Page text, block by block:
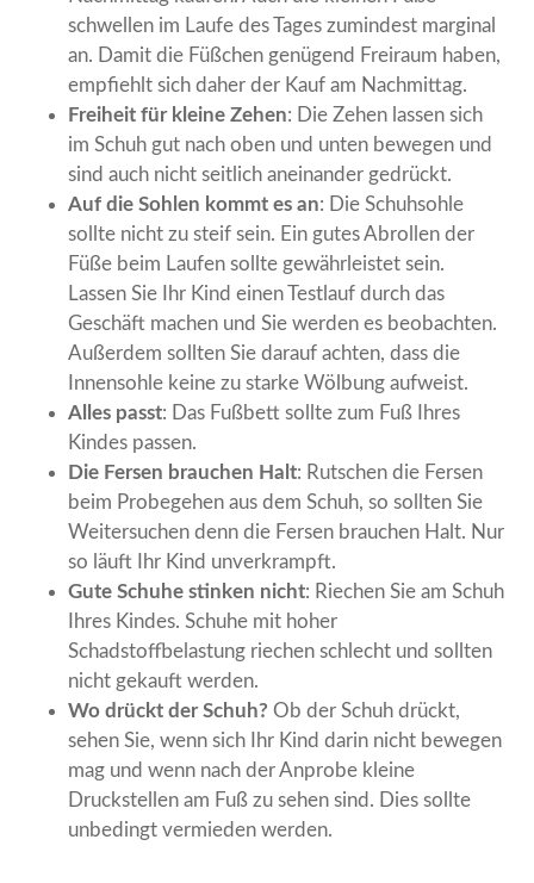
schwellen im Laufe des Tages zumindest marginal
an. Damit die Füßchen genügend Freiraum haben,
empfiehlt sich daher der Kauf am Nachmittag.
Freiheit für kleine Zehen: Die Zehen lassen sich
im Schuh gut nach oben und unten bewegen und
sind auch nicht seitlich aneinander gedrückt.
Auf die Sohlen kommt es an: Die Schuhsohle
sollte nicht zu steif sein. Ein gutes Abrollen der
Füße beim Laufen sollte gewährleistet sein.
Lassen Sie Ihr Kind einen Testlauf durch das
Geschäft machen und Sie werden es beobachten.
Außerdem sollten Sie darauf achten, dass die
Innensohle keine zu starke Wölbung aufweist.
Alles passt: Das Fußbett sollte zum Fuß Ihres
Kindes passen.
Die Fersen brauchen Halt: Rutschen die Fersen
beim Probegehen aus dem Schuh, so sollten Sie
Weitersuchen denn die Fersen brauchen Halt. Nur
so läuft Ihr Kind unverkrampft.
Gute Schuhe stinken nicht: Riechen Sie am Schuh
Ihres Kindes. Schuhe mit hoher
Schadstoffbelastung riechen schlecht und sollten
nicht gekauft werden.
Wo drückt der Schuh? Ob der Schuh drückt,
sehen Sie, wenn sich Ihr Kind darin nicht bewegen
mag und wenn nach der Anprobe kleine
Druckstellen am Fuß zu sehen sind. Dies sollte
unbedingt vermieden werden.